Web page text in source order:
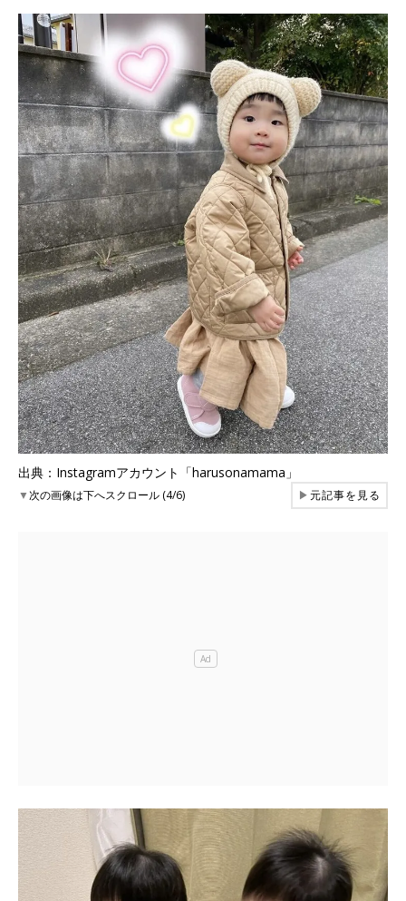
出典：Instagramアカウント「harusonamama」
▼次の画像は下へスクロール (4/6) ▶元記事を見る